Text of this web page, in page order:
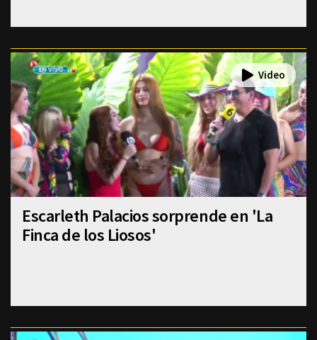
Escarleth Palacios sorprende en 'La
Finca de los Liosos'